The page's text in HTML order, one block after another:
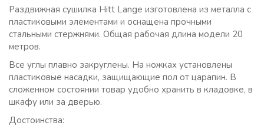
Раздвижная сушилка Hitt Lange изготовлена из металла с
пластиковыми элементами и оснащена прочными
стальными стержнями. Общая рабочая длина модели 20
метров.
Все углы плавно закруглены. На ножках установлены
пластиковые насадки, защищающие пол от царапин. В
сложенном состоянии товар удобно хранить в кладовке, в
шкафу или за дверью.
Достоинства: